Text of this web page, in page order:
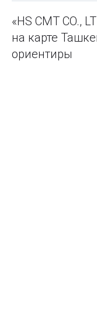
«HS CMT CO.,
на карте
ориентиры